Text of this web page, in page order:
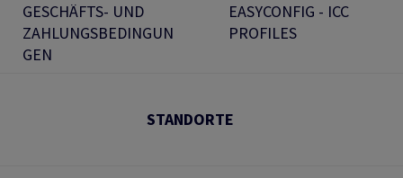
GESCHÄFTS- UND
ZAHLUNGSBEDINGUN
GEN
EASYCONFIG - ICC
PROFILES
STANDORTE